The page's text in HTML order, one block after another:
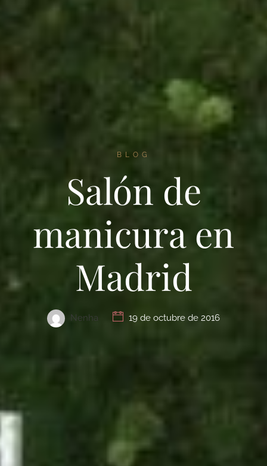
BLOG
Salón de
manicura en
Madrid
Nenha 19 de octubre de 2016